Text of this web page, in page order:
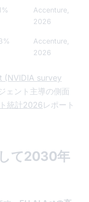
Accenture,
2026
Accenture,
2026
survey
ェント主導の側面
統計2026レポート
て2030年